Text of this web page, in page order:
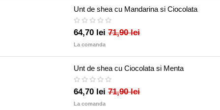
Unt de shea cu Mandarina si Ciocolata
64,70 lei 71,90 lei
La comanda
Unt de shea cu Ciocolata si Menta
64,70 lei 71,90 lei
La comanda